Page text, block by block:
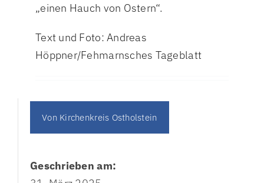
„einen Hauch von Ostern“.
Text und Foto: Andreas
Höppner/Fehmarnsches Tageblatt
Von Kirchenkreis Ostholstein
Geschrieben am: